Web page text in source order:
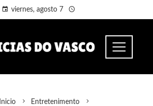
viernes, agosto 7
Inicio
Entretenimento